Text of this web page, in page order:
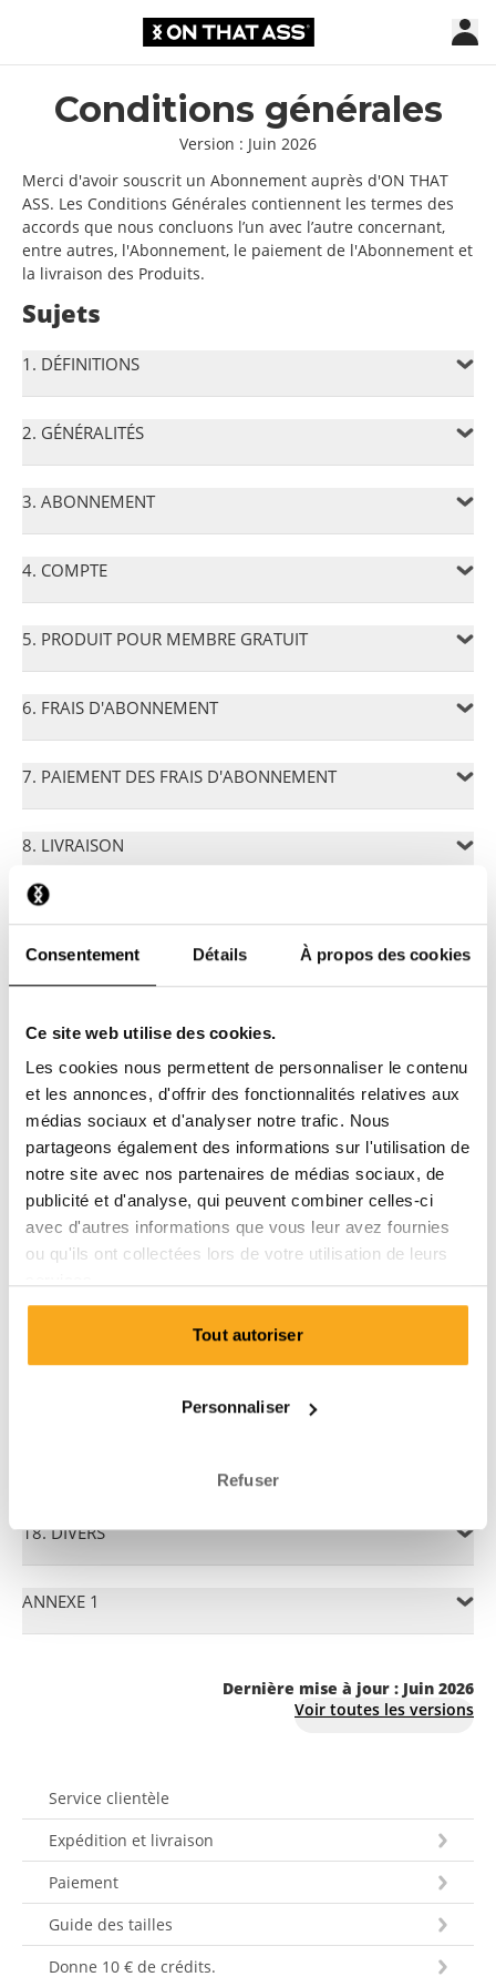
Consentement Détails À propos des cookies
Ce site web utilise des cookies.
Les cookies nous permettent de personnaliser le contenu
et les annonces, d'offrir des fonctionnalités relatives aux
médias sociaux et d'analyser notre trafic. Nous
partageons également des informations sur l'utilisation de
notre site avec nos partenaires de médias sociaux, de
publicité et d'analyse, qui peuvent combiner celles-ci
avec d'autres informations que vous leur avez fournies
ou qu'ils ont collectées lors de votre utilisation de leurs
Tout autoriser
Personnaliser
Refuser
Conditions générales
Version : Juin 2026
Merci d'avoir souscrit un Abonnement auprès d'ON THAT
ASS. Les Conditions Générales contiennent les termes des
accords que nous concluons l’un avec l’autre concernant,
entre autres, l'Abonnement, le paiement de l'Abonnement et
la livraison des Produits.
Sujets
1. DÉFINITIONS
2. GÉNÉRALITÉS
3. ABONNEMENT
4. COMPTE
5. PRODUIT POUR MEMBRE GRATUIT
6. FRAIS D'ABONNEMENT
7. PAIEMENT DES FRAIS D'ABONNEMENT
8. LIVRAISON
9. RÉSILIATION DE L'ABONNEMENT
10. SUSPENDRE UN ABONNEMENT
12. PROGRAMME DE FIDÉLITÉ
13. PRODUIT DE FIDÉLITÉ - DROIT DE RÉTRACTATION
14. OBLIGATIONS DE L'ABONNÉ
18. DIVERS
ANNEXE 1
Dernière mise à jour : Juin 2026
Voir toutes les versions
Service clientèle
Expédition et livraison
Paiement
Guide des tailles
Donne 10 € de crédits.